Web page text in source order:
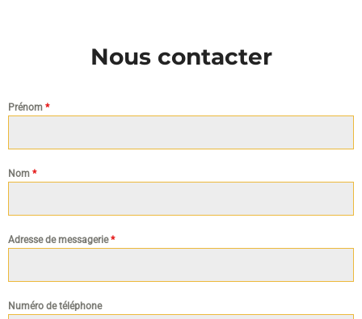
Nous contacter
Prénom *
Nom *
Adresse de messagerie*
Numéro de téléphone